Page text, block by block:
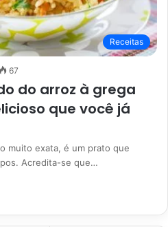
Receitas
67
do arroz à grega
que você já
muito exata, é um prato que
Acredita-se que…